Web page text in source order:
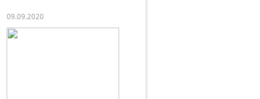
09.09.2020